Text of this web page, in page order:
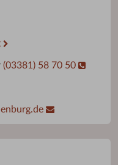
(03381) 58 70 50